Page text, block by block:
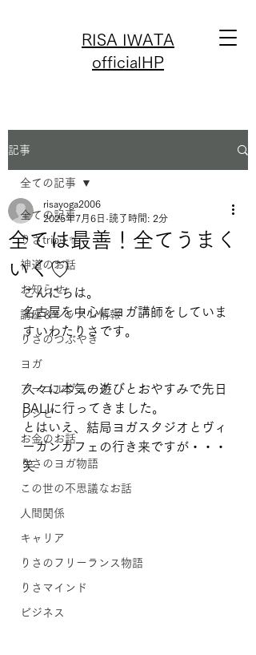
RISA IWATA
officialHP
記事
全ての記事
りさtrip✈️✨
神道のお話
お知らせ
講座＆レッスン情報
りさのつぶやき
ヨガ
アーユルヴェーダ
レシピ
お金のお話
りさのヨガ物語
この世の不思議なお話
人間関係
キャリア
りさのフリーランス物語
りさマインド
ビジネス
全ての記事
全ては最善！全てうまく
いく♡
risayoga2006
2025年7月6日 読了時間: 2分
こんにちは。
名古屋を中心にヨガ講師をしていま
すいわたりさです。
久々に本気の遊びとおやすみで先日
BALIに行ってきました。
とはいえ、結局ヨガスタジオとヴィ
ーガンカフェの行き来ですが・・・
笑